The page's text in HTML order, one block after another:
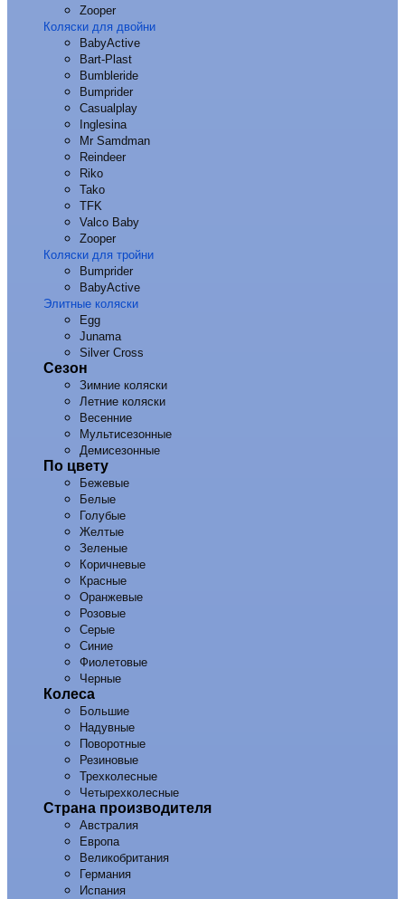
Zooper
Коляски для двойни
BabyActive
Bart-Plast
Bumbleride
Bumprider
Casualplay
Inglesina
Mr Samdman
Reindeer
Riko
Tako
TFK
Valco Baby
Zooper
Коляски для тройни
Bumprider
BabyActive
Элитные коляски
Egg
Junama
Silver Cross
Сезон
Зимние коляски
Летние коляски
Весенние
Мультисезонные
Демисезонные
По цвету
Бежевые
Белые
Голубые
Желтые
Зеленые
Коричневые
Красные
Оранжевые
Розовые
Серые
Синие
Фиолетовые
Черные
Колеса
Большие
Надувные
Поворотные
Резиновые
Трехколесные
Четырехколесные
Страна производителя
Австралия
Европа
Великобритания
Германия
Испания